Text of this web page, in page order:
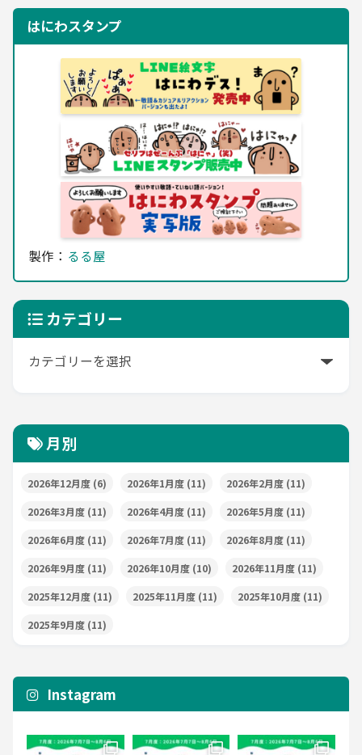
はにわスタンプ
製作： るる屋
カテゴリー
月別
2026年12月度 (6) 2026年1月度 (11) 2026年2月度 (11)
2026年3月度 (11) 2026年4月度 (11) 2026年5月度 (11)
2026年6月度 (11) 2026年7月度 (11) 2026年8月度 (11)
2026年9月度 (11) 2026年10月度 (10) 2026年11月度 (11)
2025年12月度 (11) 2025年11月度 (11) 2025年10月度 (11)
2025年9月度 (11)
Instagram